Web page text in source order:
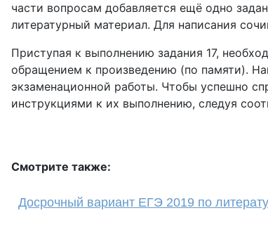
части вопросам добавляется ещё одно
литературный материал. Для написания
Приступая к выполнению задания 17,
обращением к произведению (по памяти).
экзаменационной работы. Чтобы успешно
инструкциями к их выполнению, следуя
Смотрите также:
Досрочный вариант ЕГЭ 2019 по